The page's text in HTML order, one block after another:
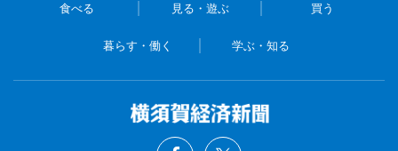
食べる 見る・遊ぶ 買う
暮らす・働く 学ぶ・知る